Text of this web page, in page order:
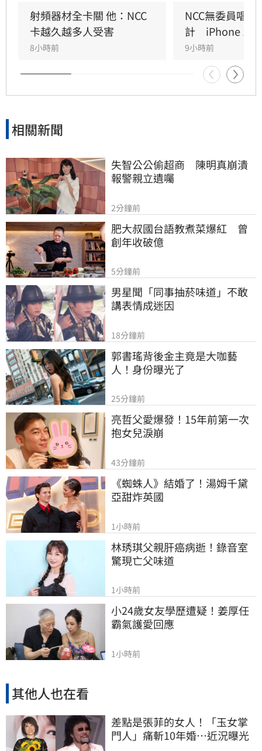
NCC提醒，到時候可別嚇到了！
射頻器材全卡關 他：NCC
卡越久越多人受害
8小時前
NCC無委員唱獨
計　iPhone 18
9小時前
相關新聞
失智公公偷超商　陳明真崩潰
報警親立遺囑
2分鐘前
肥大叔國台語教煮菜爆紅　曾
創年收破億
5分鐘前
男星聞「同事抽菸味道」不敢
講表情成迷因
18分鐘前
郭書瑤背後金主竟是大咖藝
人！身份曝光了
25分鐘前
亮哲父愛爆發！15年前第一次
抱女兒淚崩
43分鐘前
《蜘蛛人》結婚了！湯姆千黛
亞甜炸英國
1小時前
林琇琪父親肝癌病逝！錄音室
驚現亡父味道
1小時前
小24歲女友學歷遭疑！姜厚任
霸氣護愛回應
1小時前
其他人也在看
差點是張菲的女人！「玉女掌
門人」痛斬10年婚…近況曝光